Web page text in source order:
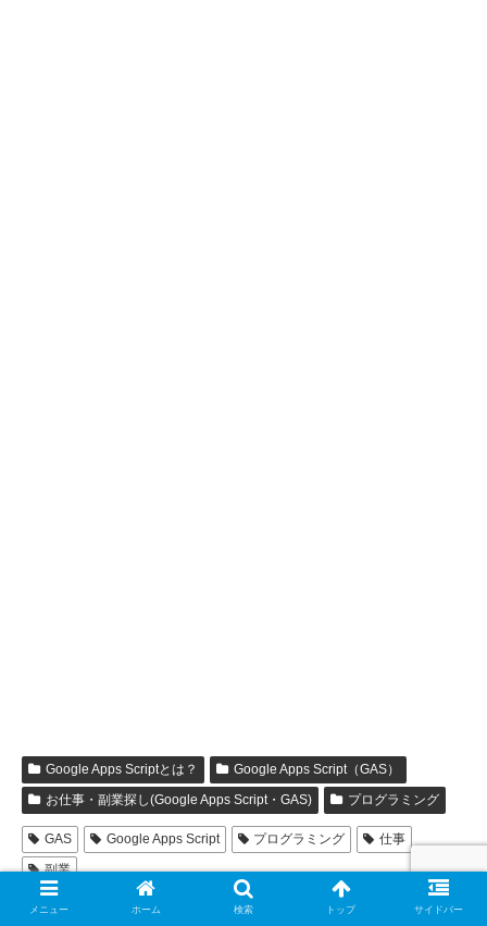
Google Apps Scriptとは？
Google Apps Script（GAS）
お仕事・副業探し(Google Apps Script・GAS)
プログラミング
GAS Google Apps Script プログラミング
仕事
副業
メニュー ホーム 検索 トップ サイドバー